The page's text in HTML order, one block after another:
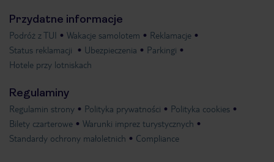
Przydatne informacje
Podróż z TUI Wakacje samolotem
Reklamacje
Status reklamacji
Ubezpieczenia
Parkingi
Hotele przy lotniskach
Regulaminy
Regulamin strony Polityka prywatności
Polityka cookies
Bilety czarterowe
Warunki imprez turystycznych
Standardy ochrony małoletnich
Compliance